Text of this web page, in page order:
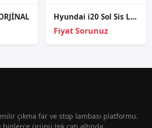
Hyundai i20 Sol Sis Lambası Ledli Far Tip 2015-2017
Fiyat Sorunuz
çıkma far ve stop lambası platformu.